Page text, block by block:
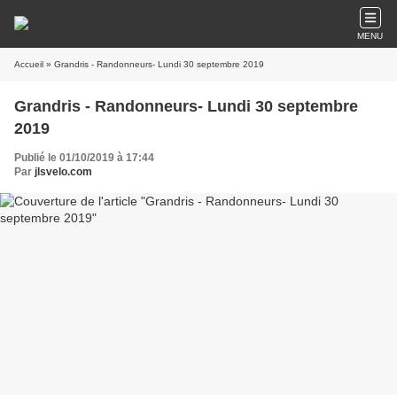
MENU
Accueil » Grandris - Randonneurs- Lundi 30 septembre 2019
Grandris - Randonneurs- Lundi 30 septembre
2019
Publié le 01/10/2019 à 17:44
Par jlsvelo.com